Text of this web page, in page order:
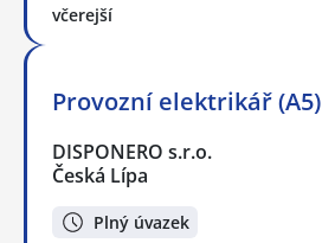
včerejší
Provozní elektrikář (A5)
DISPONERO s.r.o.
Česká Lípa
Plný úvazek